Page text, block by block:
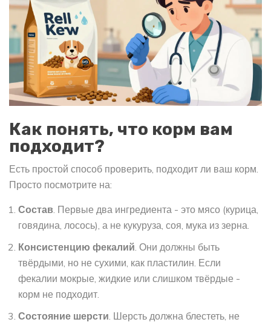
Как понять, что корм вам
подходит?
Есть простой способ проверить, подходит ли ваш корм.
Просто посмотрите на:
Состав. Первые два ингредиента - это мясо (курица,
говядина, лосось), а не кукуруза, соя, мука из зерна.
Консистенцию фекалий. Они должны быть
твёрдыми, но не сухими, как пластилин. Если
фекалии мокрые, жидкие или слишком твёрдые -
корм не подходит.
Состояние шерсти. Шерсть должна блестеть, не